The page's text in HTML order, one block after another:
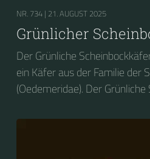
NR. 734 | 21. AUGUST 2025
Grünlicher
Der Grünliche
ein Käfer aus der Familie der
(Oedemeridae). Der
Scheinbockkäfer (Oedemera